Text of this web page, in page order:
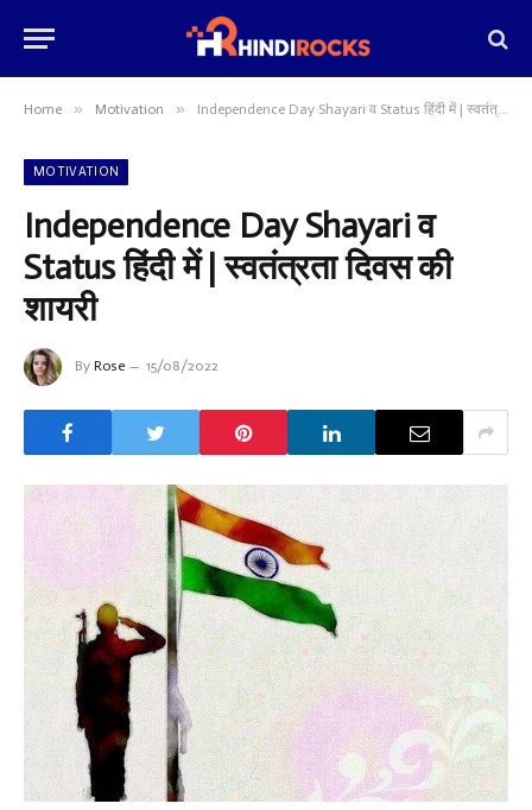
Home » Motivation » Independence Day Shayari व Status हिंदी में | स्वतंत्रता दिवस की शायरी
MOTIVATION
Independence Day Shayari व
Status हिंदी में | स्वतंत्रता दिवस की
शायरी
By Rose 15/08/2022